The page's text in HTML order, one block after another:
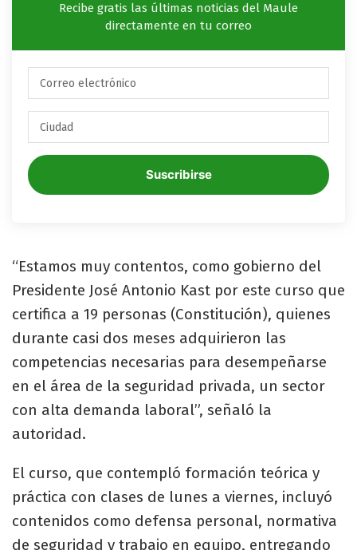
Recibe gratis las últimas noticias del Maule
directamente en tu correo
Suscribirse
“Estamos muy contentos, como gobierno del
Presidente José Antonio Kast por este curso que
certifica a 19 personas (Constitución), quienes
durante casi dos meses adquirieron las
competencias necesarias para desempeñarse
en el área de la seguridad privada, un sector
con alta demanda laboral”, señaló la
autoridad.
El curso, que contempló formación teórica y
práctica con clases de lunes a viernes, incluyó
contenidos como defensa personal, normativa
de seguridad y trabajo en equipo, entregando